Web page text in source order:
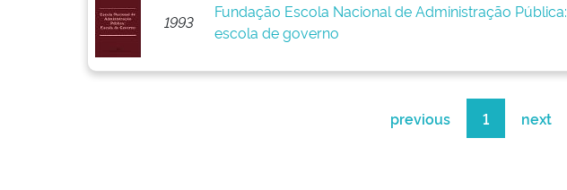
1993
Fundação Escola Nacional de Administração Pública:
escola de governo
previous 1 next